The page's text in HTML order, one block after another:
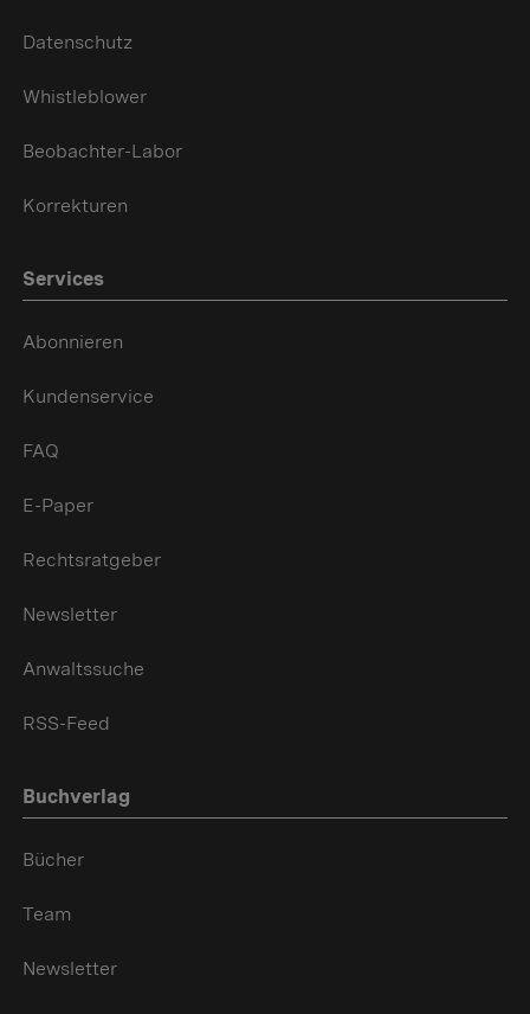
Datenschutz
Whistleblower
Beobachter-Labor
Korrekturen
Services
Abonnieren
Kundenservice
FAQ
E-Paper
Rechtsratgeber
Newsletter
Anwaltssuche
RSS-Feed
Buchverlag
Bücher
Team
Newsletter